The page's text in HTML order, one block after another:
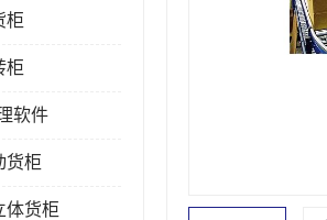
柜
柜
软件
货柜
体货柜